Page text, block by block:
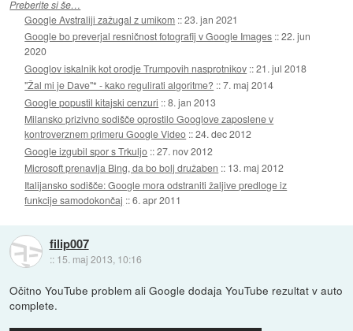
Preberite si še…
Google Avstraliji zažugal z umikom ::23. jan 2021
Google bo preverjal resničnost fotografij v Google Images ::22. jun
2020
Googlov iskalnik kot orodje Trumpovih nasprotnikov ::21. jul 2018
"Žal mi je Dave"* - kako regulirati algoritme? ::7. maj 2014
Google popustil kitajski cenzuri ::8. jan 2013
Milansko prizivno sodišče oprostilo Googlove zaposlene v
kontroverznem primeru Google Video ::24. dec 2012
Google izgubil spor s Trkuljo ::27. nov 2012
Microsoft prenavlja Bing, da bo bolj družaben :: 13. maj 2012
Italijansko sodišče: Google mora odstraniti žaljive predloge iz
funkcije samodokončaj ::6. apr 2011
filip007
:: 15. maj 2013, 10:16
Očitno YouTube problem ali Google dodaja YouTube rezultat v auto
complete.